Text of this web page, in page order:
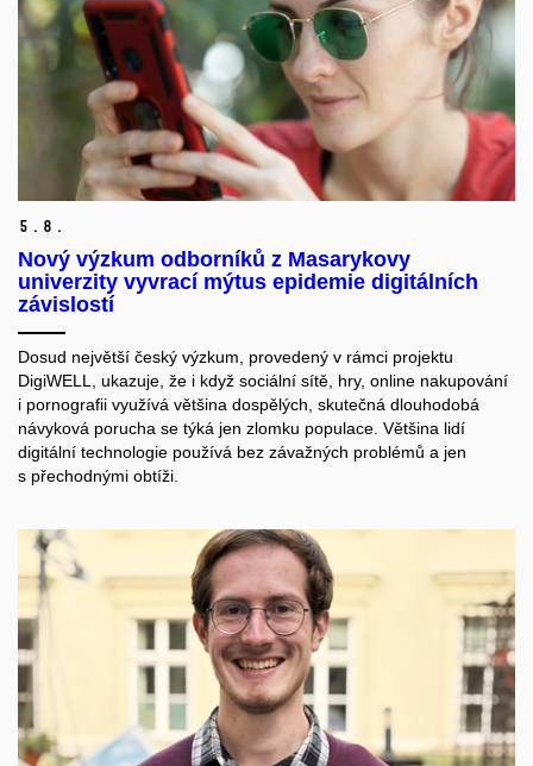
5. 8.
Nový výzkum odborníků z Masarykovy
univerzity vyvrací mýtus epidemie digitálních
závislostí
Dosud největší český výzkum, provedený v rámci projektu
DigiWELL, ukazuje, že i když sociální sítě, hry, online nakupování
i pornografii využívá většina dospělých, skutečná dlouhodobá
návyková porucha se týká jen zlomku populace. Většina lidí
digitální technologie používá bez závažných problémů a jen
s přechodnými obtíži.